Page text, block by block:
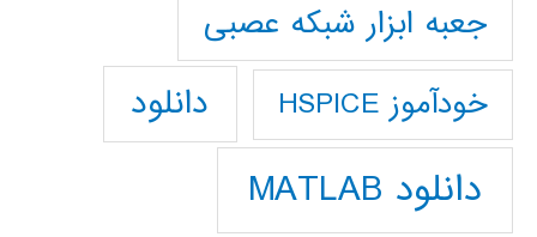
جعبه ابزار شبکه عصبی
خودآموز HSPICE دانلود
دانلود MATLAB